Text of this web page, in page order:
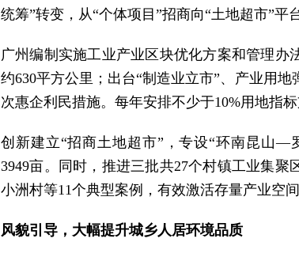
统筹”转变，从“个体项目”招商向“土地超市”平
广州编制实施工业产业区块优化方案和管理办
约630平方公里；出台“制造业立市”、产业用
次惠企利民措施。每年安排不少于10%用地指标
创新建立“招商土地超市”，专设“环南昆山—
3949亩。同时，推进三批共27个村镇工业集聚
小洲村等11个典型案例，有效激活存量产业空间
风貌引导，大幅提升城乡人居环境品质